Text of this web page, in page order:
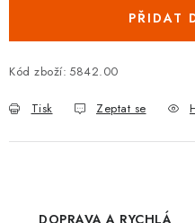
VRÁCENÍ ZBOŽÍ A
MOJE OBJEDNÁVKA
ZNAČKY
PŘIDAT
Kód zboží: 5842.00
Tisk Zeptat se
DOPRAVA A RYCHLÁ